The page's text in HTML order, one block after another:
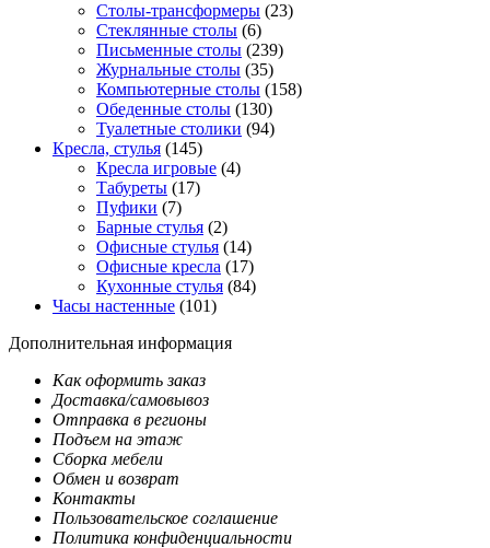
Столы-трансформеры (23)
Стеклянные столы (6)
Письменные столы (239)
Журнальные столы (35)
Компьютерные столы (158)
Обеденные столы (130)
Туалетные столики (94)
Кресла, стулья (145)
Кресла игровые (4)
Табуреты (17)
Пуфики (7)
Барные стулья (2)
Офисные стулья (14)
Офисные кресла (17)
Кухонные стулья (84)
Часы настенные (101)
Дополнительная информация
Как оформить заказ
Доставка/самовывоз
Отправка в регионы
Подъем на этаж
Сборка мебели
Обмен и возврат
Контакты
Пользовательское соглашение
Политика конфиденциальности